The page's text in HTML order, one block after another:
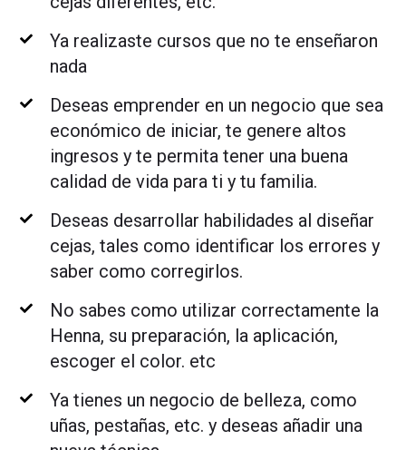
Ya realizaste cursos que no te enseñaron
nada
Deseas emprender en un negocio que sea
económico de iniciar, te genere altos
ingresos y te permita tener una buena
calidad de vida para ti y tu familia.
Deseas desarrollar habilidades al diseñar
cejas, tales como identificar los errores y
saber como corregirlos.
No sabes como utilizar correctamente la
Henna, su preparación, la aplicación,
escoger el color. etc
Ya tienes un negocio de belleza, como
uñas, pestañas, etc. y deseas añadir una